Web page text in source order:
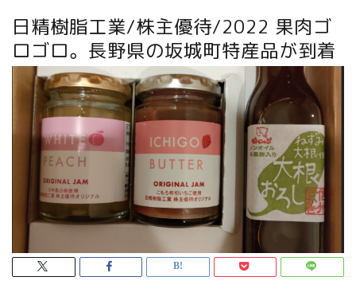
日精樹脂工業/株主優待/2022 果肉ゴ
ロゴロ。長野県の坂城町特産品が到着